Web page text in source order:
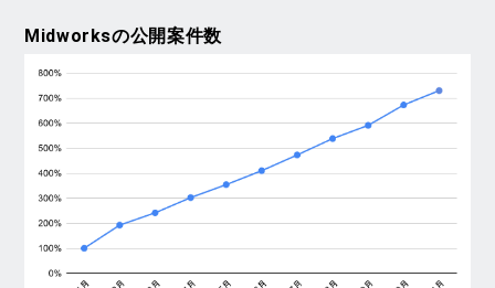
Midworksの公開案件数